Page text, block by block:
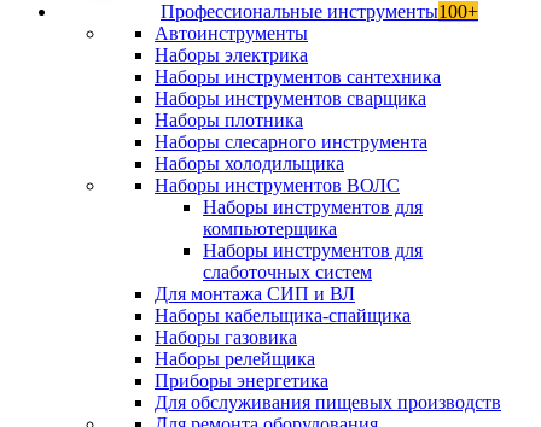
Профессиональные инструменты100+
Автоинструменты
Наборы электрика
Наборы инструментов сантехника
Наборы инструментов сварщика
Наборы плотника
Наборы слесарного инструмента
Наборы холодильщика
Наборы инструментов ВОЛС
Наборы инструментов для
компьютерщика
Наборы инструментов для
слаботочных систем
Для монтажа СИП и ВЛ
Наборы кабельщика-спайщика
Наборы газовика
Наборы релейщика
Приборы энергетика
Для обслуживания пищевых производств